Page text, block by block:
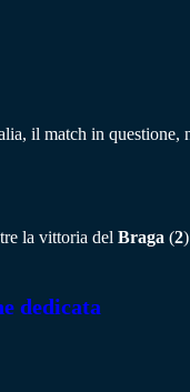
il match in questione,
la vittoria del Braga (2
dedicata